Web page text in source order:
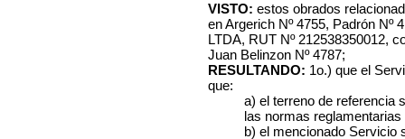
VISTO: estos obrados
en Argerich Nº 4755, Padrón Nº
LTDA, RUT Nº 212538350012,
Juan Belinzon Nº 4787;
RESULTANDO: 1o.) que el
que:
a) el terreno de referencia
las normas
b) el mencionado Servicio